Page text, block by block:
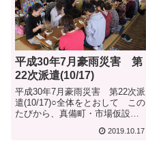
平成30年7月豪雨災害 第
22次派遣(10/17)
平成30年7月豪雨災害 第22次派
遣(10/17)○全体をとおして この
たびから、真備町・市場仮設団
止して、同、真備町の下有井公
2019.10.17